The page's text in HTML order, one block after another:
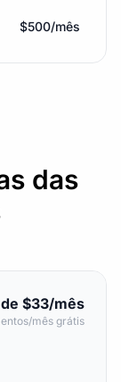
$500/mês
das
$33/mês
mês grátis